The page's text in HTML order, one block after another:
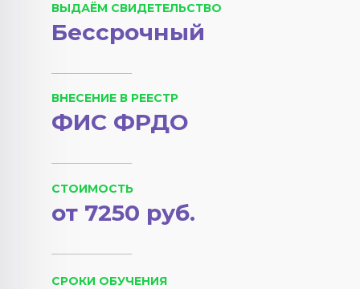
ВЫДАЁМ СВИДЕТЕЛЬСТВО
Бессрочный
ВНЕСЕНИЕ В РЕЕСТР
ФИС ФРДО
СРОКИ ОБУЧЕНИЯ
СТОИМОСТЬ
от 7250 руб.